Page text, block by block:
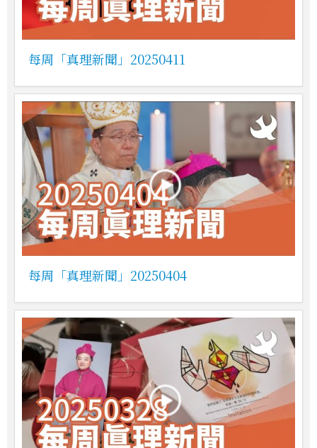
每周「真理新聞」20250411
每周「真理新聞」20250404